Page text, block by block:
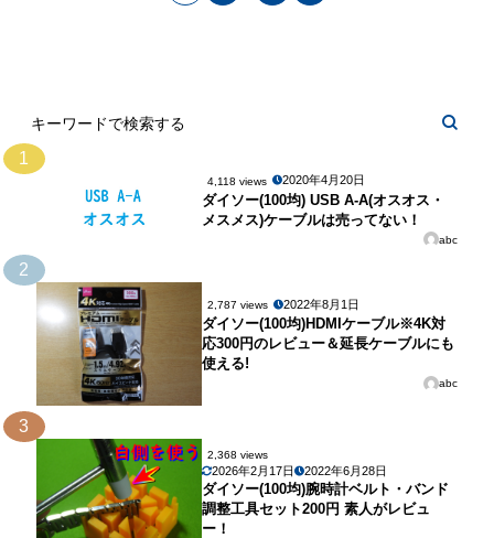
1
4,118 views 2020年4月20日
ダイソー(100均) USB A-A(オスオス・
メスメス)ケーブルは売ってない！
abc
2
2,787 views 2022年8月1日
ダイソー(100均)HDMIケーブル※4K対
応300円のレビュー＆延長ケーブルにも
使える!
abc
3
2,368 views
2026年2月17日 2022年6月28日
ダイソー(100均)腕時計ベルト・バンド
調整工具セット200円 素人がレビュ
ー！